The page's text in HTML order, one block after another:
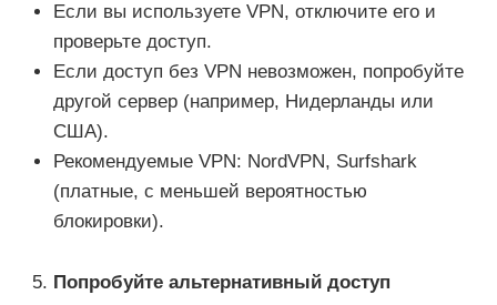
Если вы используете VPN, отключите его и
проверьте доступ.
Если доступ без VPN невозможен, попробуйте
другой сервер (например, Нидерланды или
США).
Рекомендуемые VPN: NordVPN, Surfshark
(платные, с меньшей вероятностью
блокировки).
Попробуйте альтернативный доступ